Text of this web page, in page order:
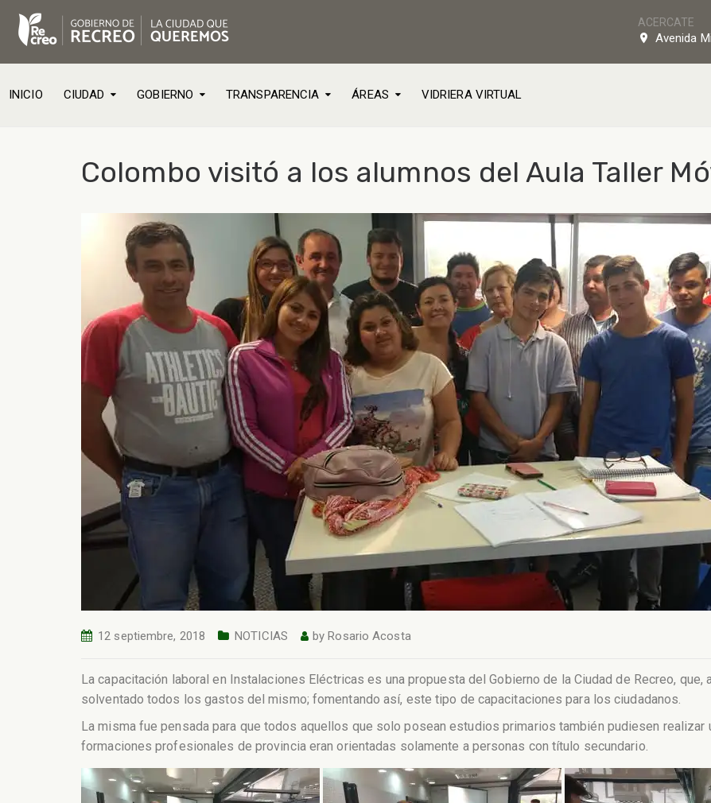
ACERCATE
Avenida
INICIO CIUDAD GOBIERNO TRANSPARENCIA ÁREAS VIDRIERA VIRTUAL
Colombo visitó a los alumnos del Aula Taller
12 septiembre, 2018 NOTICIAS byRosario Acosta
La capacitación laboral en Instalaciones Eléctricas es una propuesta del Gobierno de la Ciudad de Recreo,
solventado todos los gastos del mismo; fomentando así, este tipo de capacitaciones para los ciudadanos.
La misma fue pensada para que todos aquellos que solo posean estudios primarios también pudiesen
formaciones profesionales de provincia eran orientadas solamente a personas con título secundario.